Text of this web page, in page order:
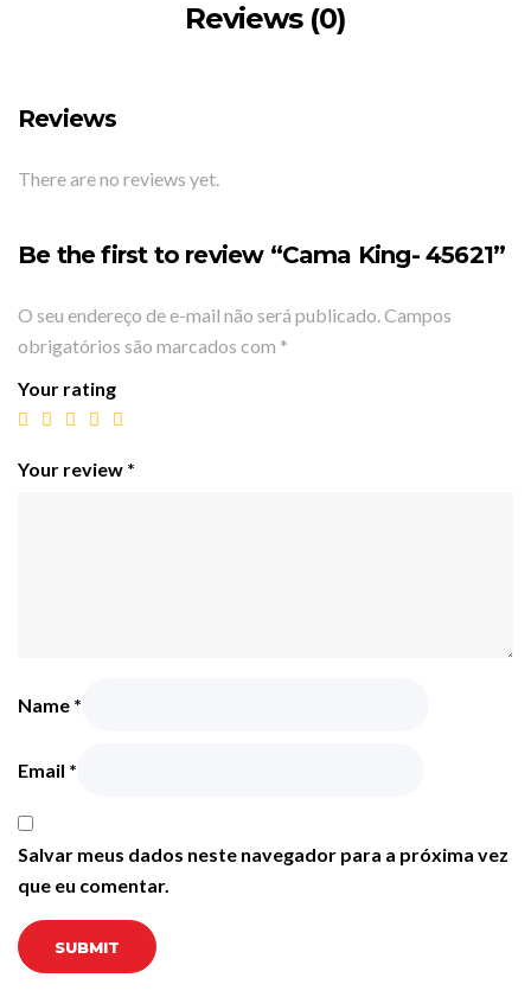
Reviews (0)
Reviews
There are no reviews yet.
Be the first to review “Cama King- 45621”
O seu endereço de e-mail não será publicado.Campos
obrigatórios são marcados com *
Your rating
Your review *
Name *
Email *
Salvar meus dados neste navegador para a próxima vez
que eu comentar.